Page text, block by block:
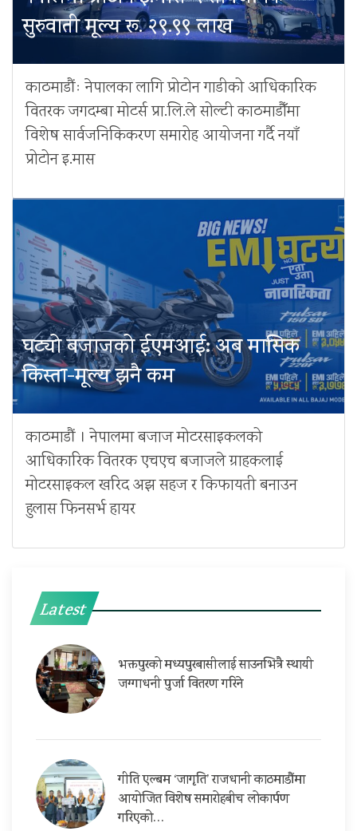
सुरुवाती मूल्य रू. २९.९९ लाख
काठमाडौंः नेपालका लागि प्रोटोन गाडीको आधिकारिक
वितरक जगदम्बा मोटर्स प्रा.लि.ले सोल्टी काठमाडौँमा
विशेष सार्वजनिकिकरण समारोह आयोजना गर्दै नयाँ
प्रोटोन इ.मास
घट्यो बजाजको ईएमआई: अब मासिक
किस्ता-मूल्य झनै कम
काठमाडौं । नेपालमा बजाज मोटरसाइकलको
आधिकारिक वितरक एचएच बजाजले ग्राहकलाई
मोटरसाइकल खरिद अझ सहज र किफायती बनाउन
हुलास फिनसर्भ हायर
Latest
भक्तपुरको मध्यपुरबासीलाई साउनभित्रै स्थायी
जग्गाधनी पुर्जा वितरण गरिने
गीति एल्बम ‘जागृति’ राजधानी काठमाडौंमा
आयोजित विशेष समारोहबीच लोकार्पण
गरिएको…